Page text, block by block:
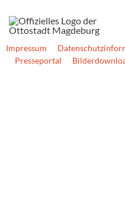
Impressum
Presseportal